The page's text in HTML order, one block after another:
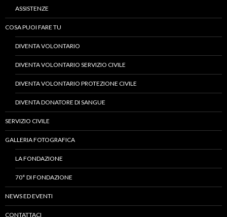
ASSISTENZE
COSA PUOI FARE TU
DIVENTA VOLONTARIO
DIVENTA VOLONTARIO SERVIZIO CIVILE
DIVENTA VOLONTARIO PROTEZIONE CIVILE
DIVENTA DONATORE DI SANGUE
SERVIZIO CIVILE
GALLERIA FOTOGRAFICA
LA FONDAZIONE
70° DI FONDAZIONE
NEWS ED EVENTI
CONTATTACI